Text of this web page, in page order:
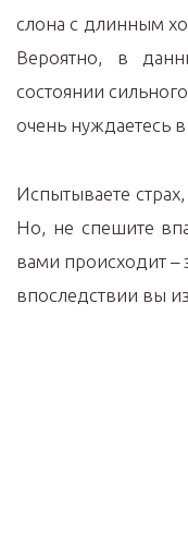
слона с длинным
Вероятно, в
состоянии
очень нуждаетесь
Испытываете
Но, не спешите
вами происходит –
впоследствии вы